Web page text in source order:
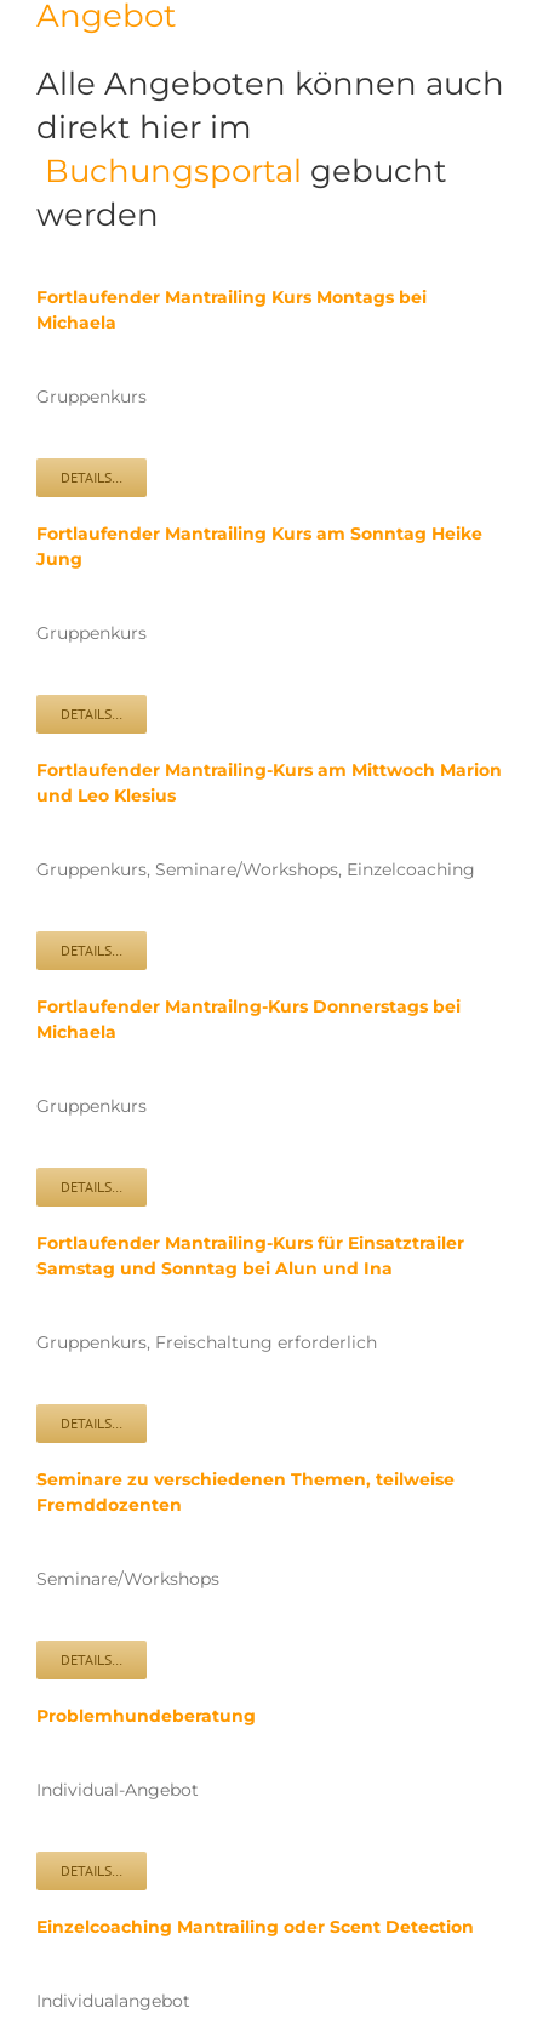
Angebot
Alle Angeboten können auch
direkt hier im
Buchungsportal gebucht
werden
Fortlaufender Mantrailing Kurs Montags bei
Michaela
Gruppenkurs
DETAILS…
Fortlaufender Mantrailing Kurs am Sonntag Heike
Jung
Gruppenkurs
DETAILS…
Fortlaufender Mantrailing-Kurs am Mittwoch Marion
und Leo Klesius
Gruppenkurs, Seminare/Workshops, Einzelcoaching
DETAILS…
Fortlaufender Mantrailng-Kurs Donnerstags bei
Michaela
Gruppenkurs
DETAILS…
Fortlaufender Mantrailing-Kurs für Einsatztrailer
Samstag und Sonntag bei Alun und Ina
Gruppenkurs, Freischaltung erforderlich
DETAILS…
Seminare zu verschiedenen Themen, teilweise
Fremddozenten
Seminare/Workshops
DETAILS…
Problemhundeberatung
Individual-Angebot
DETAILS…
Einzelcoaching Mantrailing oder Scent Detection
Individualangebot